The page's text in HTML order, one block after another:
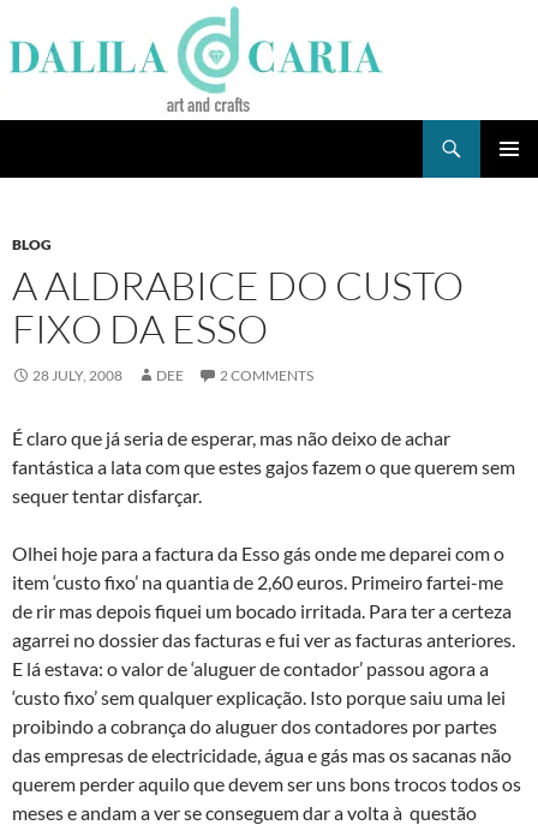
to
content
BLOG
A ALDRABICE DO CUSTO
FIXO DA ESSO
28 JULY, 2008 DEE 2 COMMENTS
É claro que já seria de esperar, mas não deixo de achar
fantástica a lata com que estes gajos fazem o que querem sem
sequer tentar disfarçar.
Olhei hoje para a factura da Esso gás onde me deparei com o
item ‘custo fixo’ na quantia de 2,60 euros. Primeiro fartei-me
de rir mas depois fiquei um bocado irritada. Para ter a certeza
agarrei no dossier das facturas e fui ver as facturas anteriores.
E lá estava: o valor de ‘aluguer de contador’ passou agora a
‘custo fixo’ sem qualquer explicação. Isto porque saiu uma lei
proibindo a cobrança do aluguer dos contadores por partes
das empresas de electricidade, água e gás mas os sacanas não
querem perder aquilo que devem ser uns bons trocos todos os
meses e andam a ver se conseguem dar a volta à questão